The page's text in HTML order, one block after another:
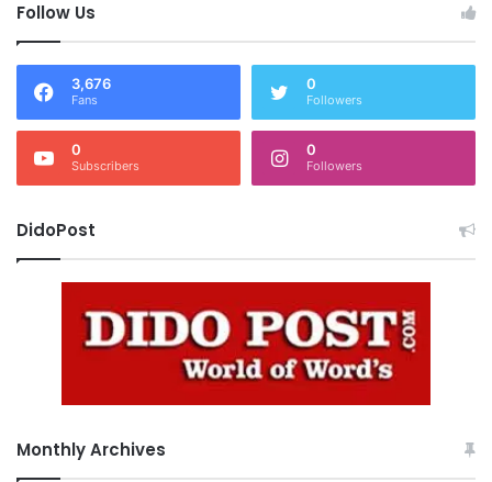
Follow Us
3,676
Fans
0
Followers
0
Subscribers
0
Followers
DidoPost
Monthly Archives